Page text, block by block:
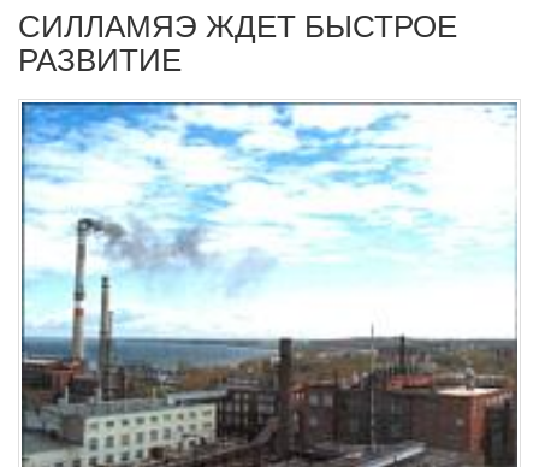
СИЛЛАМЯЭ ЖДЕТ БЫСТРОЕ
РАЗВИТИЕ